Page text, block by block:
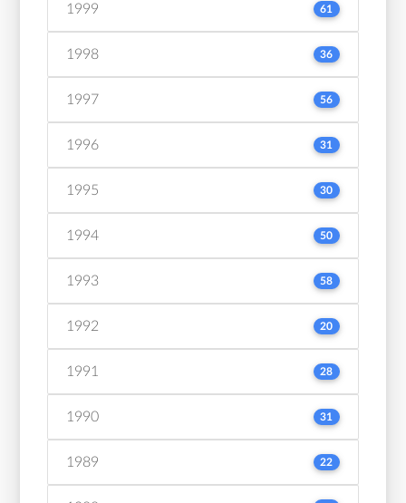
1999 61
1998 36
1997 56
1996 31
1995 30
1994 50
1993 58
1992 20
1991 28
1990 31
1989 22